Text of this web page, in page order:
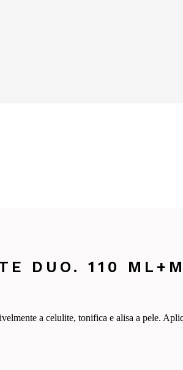
DUO. 110
a celulite, tonifica e alisa a pele.